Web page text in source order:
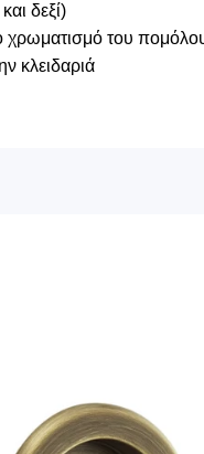
δεξί)
χρωματισμό του
κλειδαριά